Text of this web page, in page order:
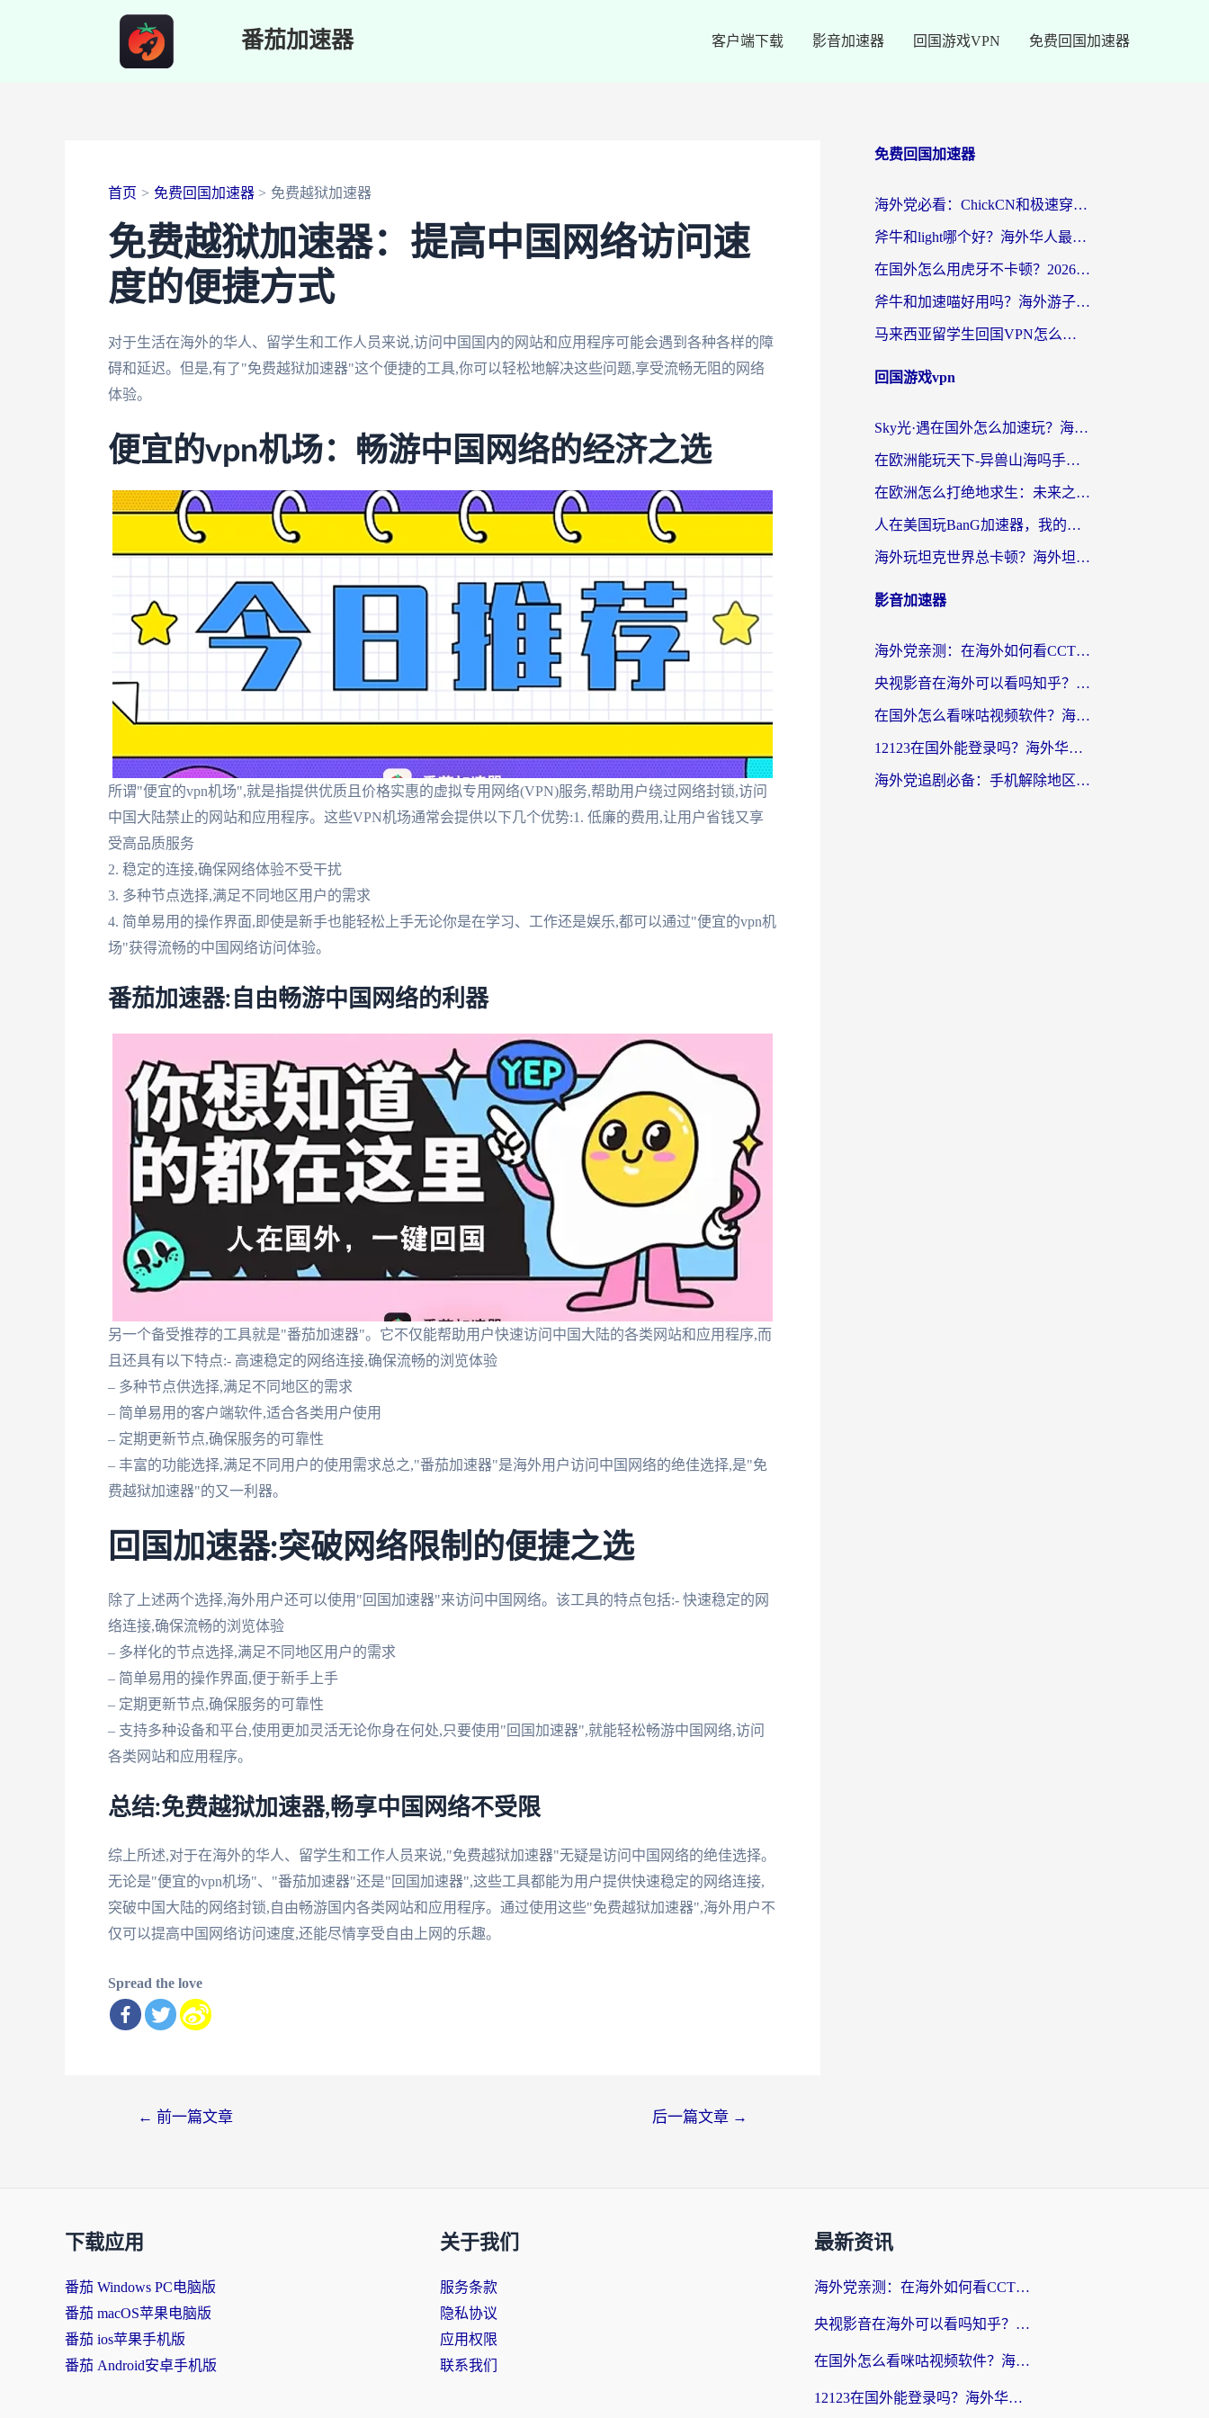
番茄加速器 客户端下载 影音加速器 回国游戏VPN 免费回国加速器
首页 免费回国加速器 免费越狱加速器
免费越狱加速器：提高中国网络访问速
度的便捷方式
对于生活在海外的华人、留学生和工作人员来说,访问中国国内的网站和应用程序可能会遇到各种各样的障
碍和延迟。但是,有了"免费越狱加速器"这个便捷的工具,你可以轻松地解决这些问题,享受流畅无阻的网络
体验。
便宜的vpn机场：畅游中国网络的经济之选
所谓"便宜的vpn机场",就是指提供优质且价格实惠的虚拟专用网络(VPN)服务,帮助用户绕过网络封锁,访问
中国大陆禁止的网站和应用程序。这些VPN机场通常会提供以下几个优势:1. 低廉的费用,让用户省钱又享
受高品质服务
2. 稳定的连接,确保网络体验不受干扰
3. 多种节点选择,满足不同地区用户的需求
4. 简单易用的操作界面,即使是新手也能轻松上手无论你是在学习、工作还是娱乐,都可以通过"便宜的vpn机
场"获得流畅的中国网络访问体验。
番茄加速器:自由畅游中国网络的利器
另一个备受推荐的工具就是"番茄加速器"。它不仅能帮助用户快速访问中国大陆的各类网站和应用程序,而
且还具有以下特点:- 高速稳定的网络连接,确保流畅的浏览体验
– 多种节点供选择,满足不同地区的需求
– 简单易用的客户端软件,适合各类用户使用
– 定期更新节点,确保服务的可靠性
– 丰富的功能选择,满足不同用户的使用需求总之,"番茄加速器"是海外用户访问中国网络的绝佳选择,是"免
费越狱加速器"的又一利器。
回国加速器:突破网络限制的便捷之选
除了上述两个选择,海外用户还可以使用"回国加速器"来访问中国网络。该工具的特点包括:- 快速稳定的网
络连接,确保流畅的浏览体验
– 多样化的节点选择,满足不同地区用户的需求
– 简单易用的操作界面,便于新手上手
– 定期更新节点,确保服务的可靠性
– 支持多种设备和平台,使用更加灵活无论你身在何处,只要使用"回国加速器",就能轻松畅游中国网络,访问
各类网站和应用程序。
总结:免费越狱加速器,畅享中国网络不受限
综上所述,对于在海外的华人、留学生和工作人员来说,"免费越狱加速器"无疑是访问中国网络的绝佳选择。
无论是"便宜的vpn机场"、"番茄加速器"还是"回国加速器",这些工具都能为用户提供快速稳定的网络连接,
突破中国大陆的网络封锁,自由畅游国内各类网站和应用程序。通过使用这些"免费越狱加速器",海外用户不
仅可以提高中国网络访问速度,还能尽情享受自由上网的乐趣。
Spread the love
← 前一篇文章 后一篇文章 →
免费回国加速器
海外党必看：ChickCN和极速穿梭VPN好用吗？3招教你选对回国加速器无缝刷国内资源
斧牛和light哪个好？海外华人最关心的回国加速器选择难题，一篇讲透
在国外怎么用虎牙不卡顿？2026海外华人亲测有效的回国加速器选择指南
斧牛和加速喵好用吗？海外游子的真实选择困境
马来西亚留学生回国VPN怎么选？3个避坑点+1款实测好用的加速器推荐
回国游戏vpn
Sky光·遇在国外怎么加速玩？海外党亲测有效的国服游戏加速指南
在欧洲能玩天下-异兽山海吗手游？海外玩家的加速器生存指南
在欧洲怎么打绝地求生：未来之役不卡？留学生亲测的加速器避坑指南
人在美国玩BanG加速器，我的延迟终于绿了
海外玩坦克世界总卡顿？海外坦克世界加速器有哪些？实测好用的选择在这里
影音加速器
海外党亲测：在海外如何看CCTV？告别“仅限大陆播放”的实用指南
央视影音在海外可以看吗知乎？留学生亲测：3步解决地域限制+追剧自由
在国外怎么看咪咕视频软件？海外党亲测有效的回国加速方案
12123在国外能登录吗？海外华人必看的回国加速实用指南
海外党追剧必备：手机解除地区限制app怎么选？解决央视视频&国内剧地区限制全指南
下载应用
番茄 Windows PC电脑版
番茄 macOS苹果电脑版
番茄 ios苹果手机版
番茄 Android安卓手机版
关于我们
服务条款
隐私协议
应用权限
联系我们
最新资讯
海外党亲测：在海外如何看CCTV？告别“仅限大陆播放”的实用指南
央视影音在海外可以看吗知乎？留学生亲测：3步解决地域限制+追剧自由
在国外怎么看咪咕视频软件？海外党亲测有效的回国加速方案
12123在国外能登录吗？海外华人必看的回国加速实用指南